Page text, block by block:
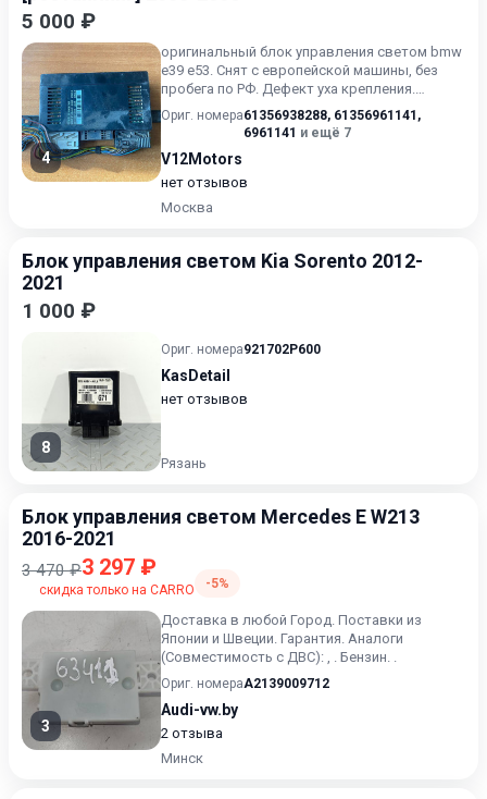
5 000 ₽
4
оригинальный блок управления светом bmw
e39 e53. Снят с европейской машины, без
пробега по РФ. Дефект уха крепления.
Поможем в подборе запча...
Ориг. номера61356938288, 61356961141 ,
6961141 и ещё 7
V12Motors
нет отзывов
Москва
Блок управления светом Kia Sorento 2012-
2021
1 000 ₽
8
Ориг. номера921702P600
KasDetail
нет отзывов
Рязань
Блок управления светом Mercedes E W213
2016-2021
3 470 ₽3 297 ₽
скидка только на CARRO -5%
3
Доставка в любой Город. Поставки из
Японии и Швеции. Гарантия. Аналоги
(Совместимость с ДВС): , . Бензин. .
Ориг. номераA2139009712
Audi-vw.by
2 отзыва
Минск